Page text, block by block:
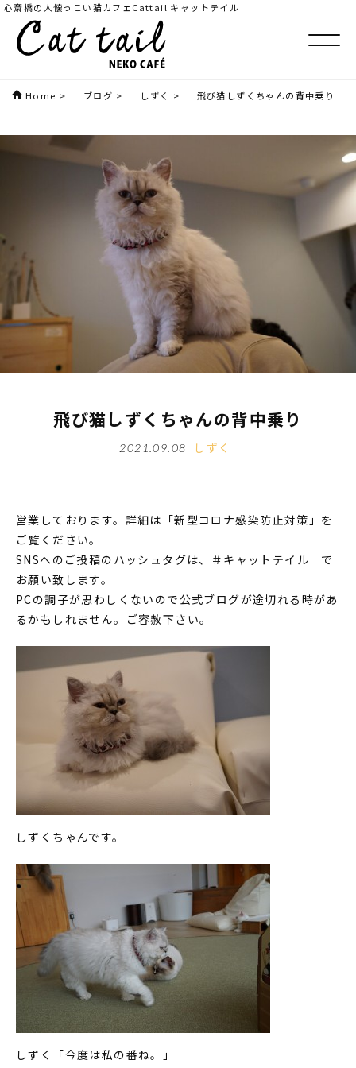
心斎橋の人懐っこい猫カフェCattail キャットテイル
Home > ブログ > しずく > 飛び猫しずくちゃんの背中乗り
飛び猫しずくちゃんの背中乗り
2021.09.08 しずく
営業しております。詳細は「新型コロナ感染防止対策」を
ご覧ください。
SNSへのご投稿のハッシュタグは、＃キャットテイル で
お願い致します。
PCの調子が思わしくないので公式ブログが途切れる時があ
るかもしれません。ご容赦下さい。
しずくちゃんです。
しずく「今度は私の番ね。」